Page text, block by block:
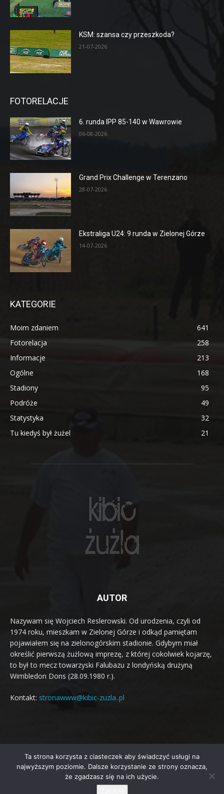
KSM: szansa czy przeszkoda?
21-07-2026
FOTORELACJE
6. runda IPP 85-140 w Wawrowie
06-08-2026
Grand Prix Challenge w Terenzano
28-07-2026
Ekstraliga U24: 9 runda w Zielonej Górze
14-07-2026
KATEGORIE
Moim zdaniem
641
Fotorelacja
258
Informacje
213
Ogólne
168
Stadiony
95
Podróże
49
Statystyka
32
Tu kiedyś był żużel
21
AUTOR
Nazywam się Wojciech Reslerowski. Od urodzenia, czyli od
1974 roku, mieszkam w Zielonej Górze i odkąd pamiętam
pojawiałem się na zielonogórskim stadionie. Gdybym miał
określić pierwszą żużlową imprezę, z której cokolwiek kojarzę,
to był to mecz towarzyski Falubazu z londyńską drużyną
Wimbledon Dons (28.09.1980 r.).
Kontakt: stronawww@kibic-zuzla..pl
© Newspaper WordPress Theme by TagDiv
Artykuły
Terminarz żużlowy 2026
Ta strona korzysta z ciasteczek aby świadczyć usługi na
najwyższym poziomie. Dalsze korzystanie ze strony oznacza,
że zgadzasz się na ich użycie.